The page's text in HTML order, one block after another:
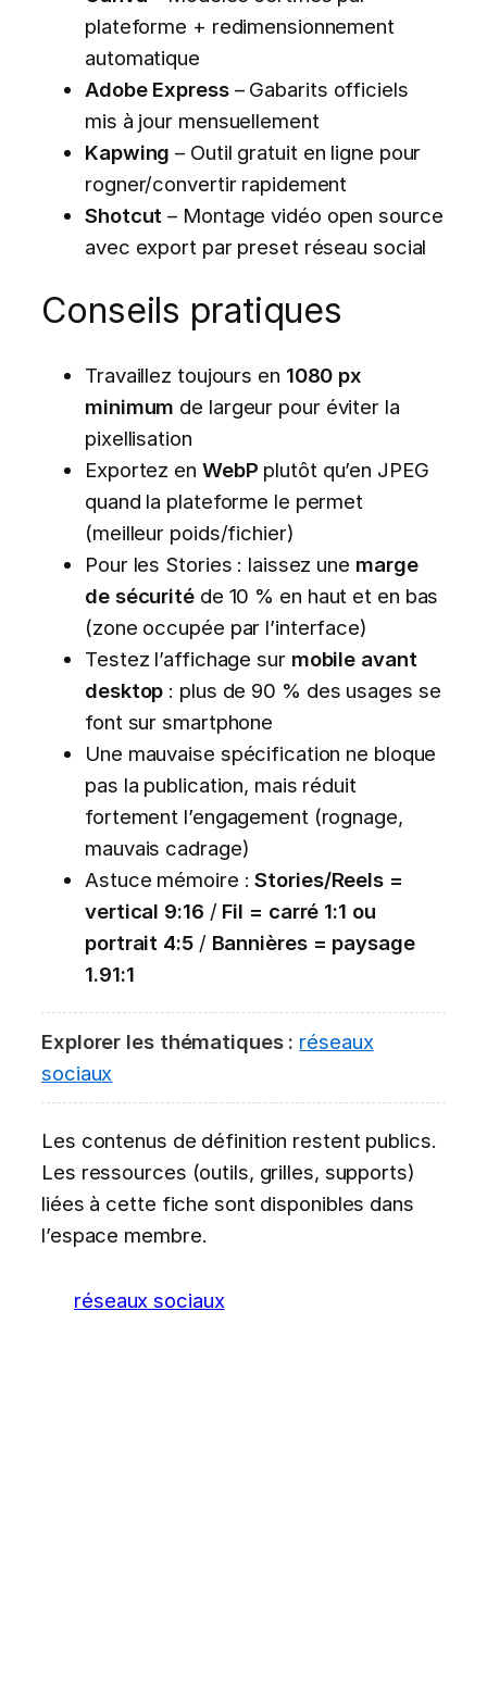
plateforme + redimensionnement
automatique
Adobe Express– Gabarits officiels
mis à jour mensuellement
Kapwing – Outil gratuit en ligne pour
rogner/convertir rapidement
Shotcut – Montage vidéo open source
avec export par preset réseau social
Conseils pratiques
Travaillez toujours en 1080 px
minimum de largeur pour éviter la
pixellisation
Exportez en WebP plutôt qu’en JPEG
quand la plateforme le permet
(meilleur poids/fichier)
Pour les Stories : laissez une marge
de sécuritéde 10 % en haut et en bas
(zone occupée par l’interface)
Testez l’affichage sur mobile avant
desktop : plus de 90 % des usages se
font sur smartphone
Une mauvaise spécification ne bloque
pas la publication, mais réduit
fortement l’engagement (rognage,
mauvais cadrage)
Astuce mémoire :Stories/Reels =
vertical 9:16 / Fil = carré 1:1 ou
portrait 4:5/ Bannières = paysage
1.91:1
Explorer les thématiques : réseaux
sociaux
Les contenus de définition restent publics.
Les ressources (outils, grilles, supports)
liées à cette fiche sont disponibles dans
l’espace membre.
réseaux sociaux